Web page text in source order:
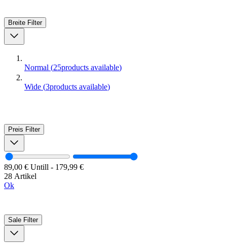
Breite Filter
Normal (25products available)
Wide (3products available)
Preis Filter
89,00 € Untill - 179,99 €
28 Artikel
Ok
Sale Filter